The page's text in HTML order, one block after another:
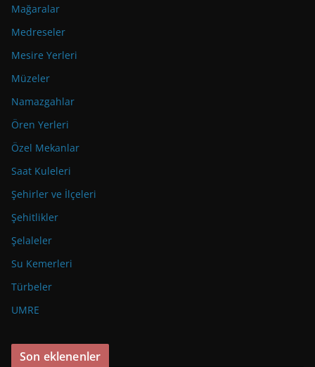
Mağaralar
Medreseler
Mesire Yerleri
Müzeler
Namazgahlar
Ören Yerleri
Özel Mekanlar
Saat Kuleleri
Şehirler ve İlçeleri
Şehitlikler
Şelaleler
Su Kemerleri
Türbeler
UMRE
Son eklenenler